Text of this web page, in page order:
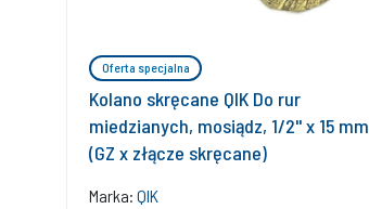
Oferta specjalna
Kolano skręcane QIK Do rur
miedzianych, mosiądz, 1/2'' x 15 mm
(GZ x złącze skręcane)
Marka: QIK